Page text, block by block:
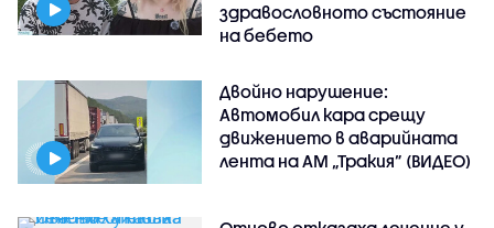
здравословното състояние
на бебето
Двойно нарушение:
Автомобил кара срещу
движението в аварийната
лента на АМ „Тракия” (ВИДЕО)